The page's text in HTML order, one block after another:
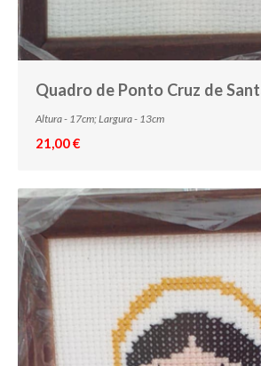
Quadro de Ponto Cruz de
Altura - 17cm; Largura - 13cm
21,00 €